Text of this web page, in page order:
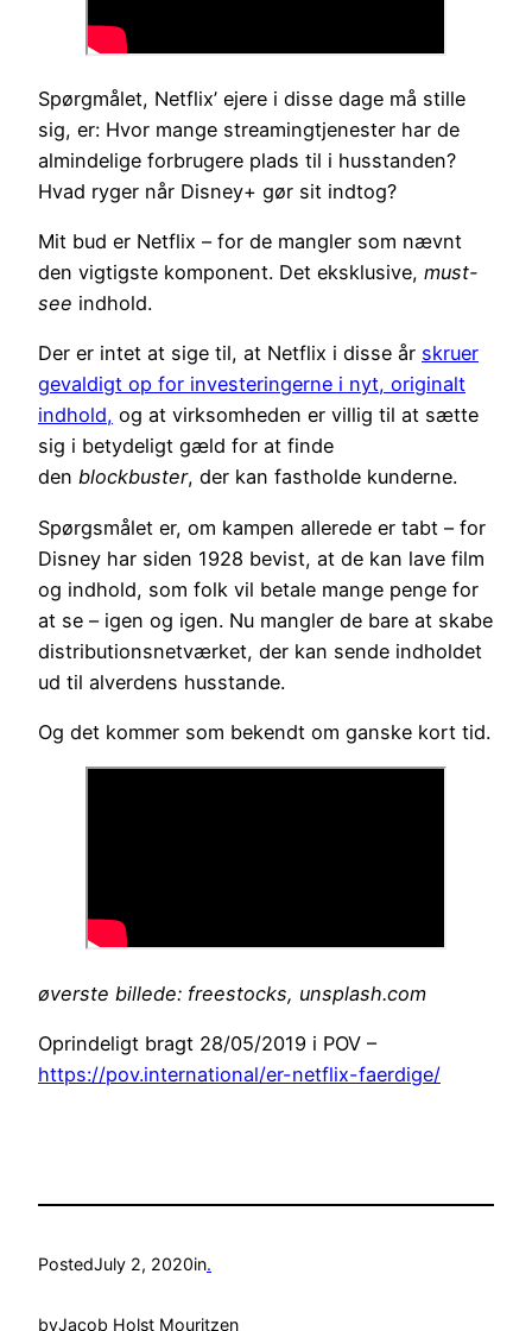
Spørgmålet, Netflix’ ejere i disse dage må stille
sig, er: Hvor mange streamingtjenester har de
almindelige forbrugere plads til i husstanden?
Hvad ryger når Disney+ gør sit indtog?
Mit bud er Netflix – for de mangler som nævnt
den vigtigste komponent. Det eksklusive, must-
see indhold.
Der er intet at sige til, at Netflix i disse år skruer
gevaldigt op for investeringerne i nyt, originalt
indhold, og at virksomheden er villig til at sætte
sig i betydeligt gæld for at finde
den blockbuster, der kan fastholde kunderne.
Spørgsmålet er, om kampen allerede er tabt – for
Disney har siden 1928 bevist, at de kan lave film
og indhold, som folk vil betale mange penge for
at se – igen og igen. Nu mangler de bare at skabe
distributionsnetværket, der kan sende indholdet
ud til alverdens husstande.
Og det kommer som bekendt om ganske kort tid.
øverste billede: freestocks, unsplash.com
Oprindeligt bragt 28/05/2019 i POV –
https://pov.international/er-netflix-faerdige/
PostedJuly 2, 2020in.
byJacob Holst Mouritzen